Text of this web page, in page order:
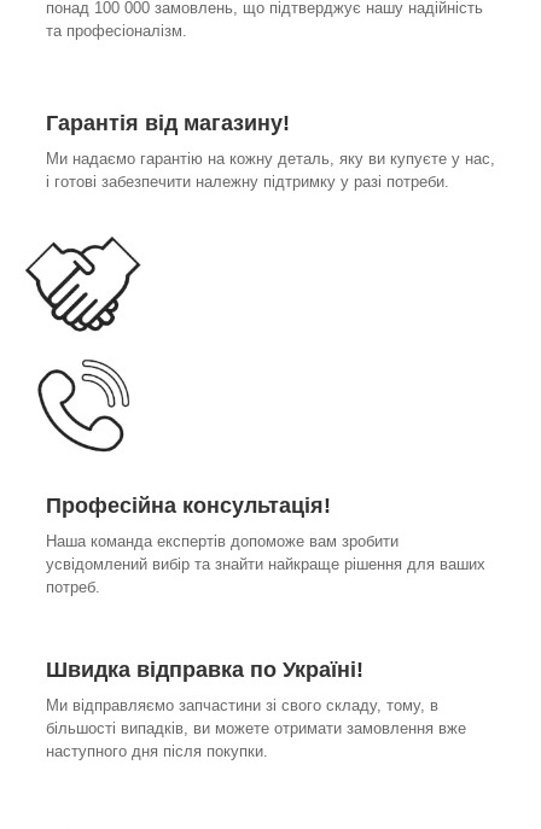
понад 100 000 замовлень, що підтверджує нашу надійність
та професіоналізм.
Гарантія від магазину!
Ми надаємо гарантію на кожну деталь, яку ви купуєте у нас,
і готові забезпечити належну підтримку у разі потреби.
Професійна консультація!
Наша команда експертів допоможе вам зробити
усвідомлений вибір та знайти найкраще рішення для ваших
потреб.
Швидка відправка по Україні!
Ми відправляємо запчастини зі свого складу, тому, в
більшості випадків, ви можете отримати замовлення вже
наступного дня після покупки.